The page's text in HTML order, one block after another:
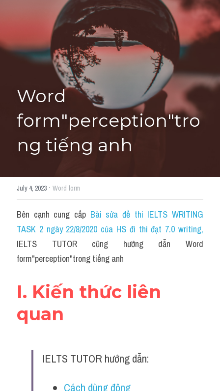
Giải đề thi từng câu
Lời khuyên
Giải đề thi
Academic words
Phrasal Verb
Idioms đồng nghĩa
Idioms trái nghĩa
Antonym
Idiom
Grammar
Word form
Cách dùng từ
Đề thi thật Task 2
HỌC THỬ
Word
form"perception"tro
ng tiếng anh
July 4, 2023 · Word form
Bên cạnh cung cấp Bài sửa đề thi IELTS WRITING
TASK 2 ngày 22/8/2020 của HS đi thi đạt 7.0 writing,
IELTS TUTOR cũng hướng dẫn Word
form"perception"trong tiếng anh
I. Kiến thức liên
quan
IELTS TUTOR hướng dẫn:
Cách dùng động